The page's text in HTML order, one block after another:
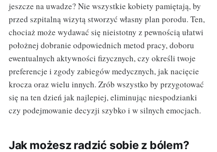
jeszcze na uwadze? Nie wszystkie kobiety pamiętają, by
przed szpitalną wizytą stworzyć własny plan porodu. Ten,
chociaż może wydawać się nieistotny z pewnością ułatwi
położnej dobranie odpowiednich metod pracy, doboru
ewentualnych aktywności fizycznych, czy określi twoje
preferencje i zgody zabiegów medycznych, jak nacięcie
krocza oraz wielu innych. Zrób wszystko by przygotować
się na ten dzień jak najlepiej, eliminując niespodzianki
czy podejmowanie decyzji szybko i w silnych emocjach.
Jak możesz radzić sobie z bólem?